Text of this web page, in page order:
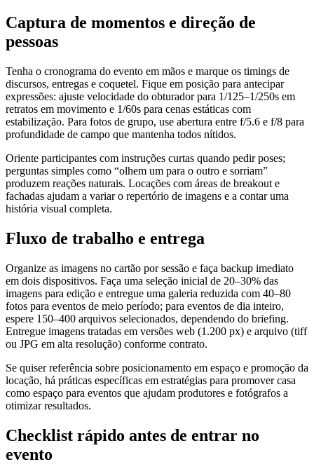
Captura de momentos e direção de
pessoas
Tenha o cronograma do evento em mãos e marque os timings de
discursos, entregas e coquetel. Fique em posição para antecipar
expressões: ajuste velocidade do obturador para 1/125–1/250s em
retratos em movimento e 1/60s para cenas estáticas com
estabilização. Para fotos de grupo, use abertura entre f/5.6 e f/8 para
profundidade de campo que mantenha todos nítidos.
Oriente participantes com instruções curtas quando pedir poses;
perguntas simples como “olhem um para o outro e sorriam”
produzem reações naturais. Locações com áreas de breakout e
fachadas ajudam a variar o repertório de imagens e a contar uma
história visual completa.
Fluxo de trabalho e entrega
Organize as imagens no cartão por sessão e faça backup imediato
em dois dispositivos. Faça uma seleção inicial de 20–30% das
imagens para edição e entregue uma galeria reduzida com 40–80
fotos para eventos de meio período; para eventos de dia inteiro,
espere 150–400 arquivos selecionados, dependendo do briefing.
Entregue imagens tratadas em versões web (1.200 px) e arquivo (tiff
ou JPG em alta resolução) conforme contrato.
Se quiser referência sobre posicionamento em espaço e promoção da
locação, há práticas específicas em estratégias para promover casa
como espaço para eventos que ajudam produtores e fotógrafos a
otimizar resultados.
Checklist rápido antes de entrar no
evento